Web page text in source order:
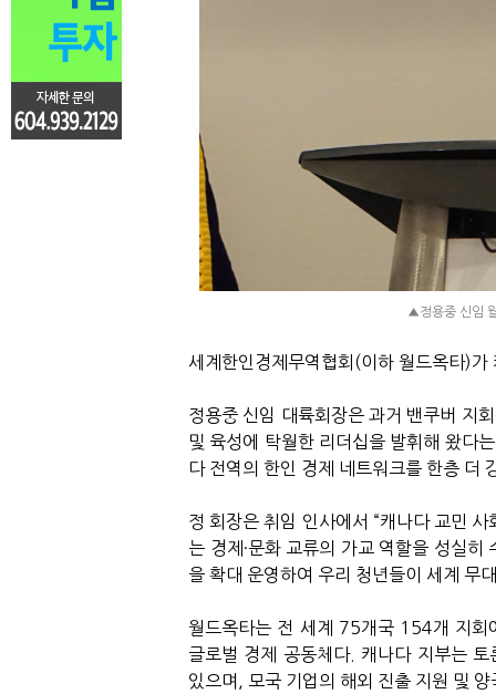
▲정용중 신임
세계한인경제무역협회 (이하 월드옥타)가
정용중 신임 대륙회장은 과거 밴쿠버 지
및 육성에 탁월한 리더십을 발휘해 왔다
다 전역의 한인 경제 네트워크를 한층 더
정 회장은 취임 인사에서 “캐나다 교민 사
는 경제 ·문화 교류의 가교 역할을 성실히
을 확대 운영하여 우리 청년들이 세계 무
월드옥타는 전 세계 75개국154개 지회
글로벌 경제 공동체다. 캐나다 지부는 토
있으며
모국 기업의 해외 진출 지원 및